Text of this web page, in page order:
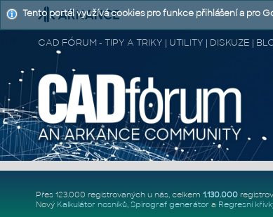
CAD FÓRUM - TIPY A TRIKY | UTILITY | DISKUZE |
Přes 123.000 registrovaných u nás, celkem 1.130.000
Nový Kalkulátor nosníků, Spirograf generátor a Regresní
Tento portál využívá cookies pro funkce přihlášení a pro